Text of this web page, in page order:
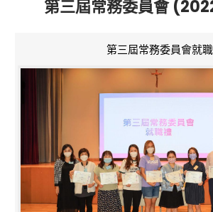
第三屆常務委員會
第三屆常務委員會就